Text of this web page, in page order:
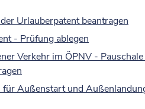
Urlauberpatent beantragen
- Prüfung ablegen
Verkehr im ÖPNV -
für Außenstart und